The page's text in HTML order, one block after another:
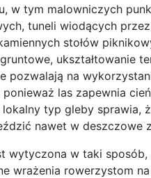
w tym malowniczych
tuneli wiodących
stołów
ukształtowanie
pozwalają na
ponieważ las zapewnia
lokalny typ gleby sprawia,
nawet w deszczowe
wytyczona w taki
wrażenia rowerzystom